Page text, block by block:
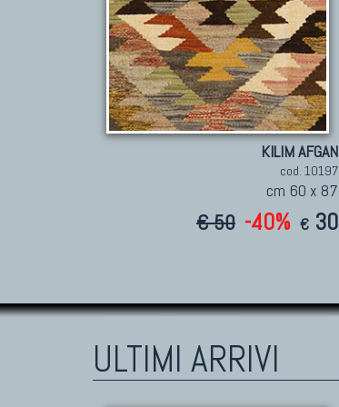
KILIM AFGAN
cod. 10197
cm 60 x 87
€ 50 -40% € 30
ULTIMI ARRIVI